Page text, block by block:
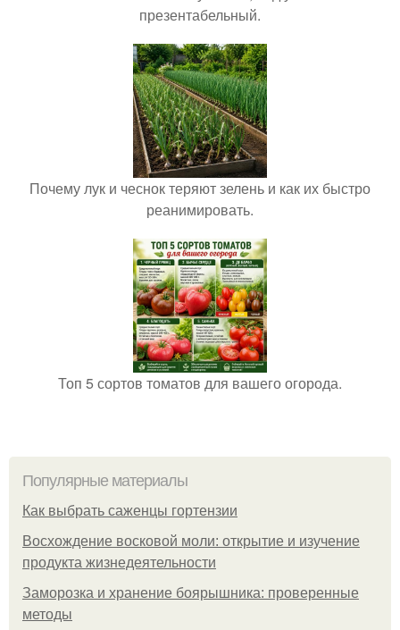
презентабельный.
Почему лук и чеснок теряют зелень и как их быстро
реанимировать.
Топ 5 сортов томатов для вашего огорода.
Популярные материалы
Как выбрать саженцы гортензии
Восхождение восковой моли: открытие и изучение
продукта жизнедеятельности
Заморозка и хранение боярышника: проверенные
методы